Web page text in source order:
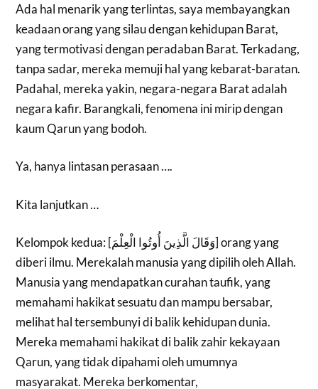
Ada hal menarik yang terlintas, saya membayangkan
keadaan orang yang silau dengan kehidupan Barat,
yang termotivasi dengan peradaban Barat. Terkadang,
tanpa sadar, mereka memuji hal yang kebarat-baratan.
Padahal, mereka yakin, negara-negara Barat adalah
negara kafir. Barangkali, fenomena ini mirip dengan
kaum Qarun yang bodoh.
Ya, hanya lintasan perasaan ….
Kita lanjutkan …
Kelompok kedua: [وَقَالَ الَّذِينَ أُوتُوا الْعِلْمَ] orang yang
diberi ilmu. Merekalah manusia yang dipilih oleh Allah.
Manusia yang mendapatkan curahan taufik, yang
memahami hakikat sesuatu dan mampu bersabar,
melihat hal tersembunyi di balik kehidupan dunia.
Mereka memahami hakikat di balik zahir kekayaan
Qarun, yang tidak dipahami oleh umumnya
masyarakat. Mereka berkomentar,